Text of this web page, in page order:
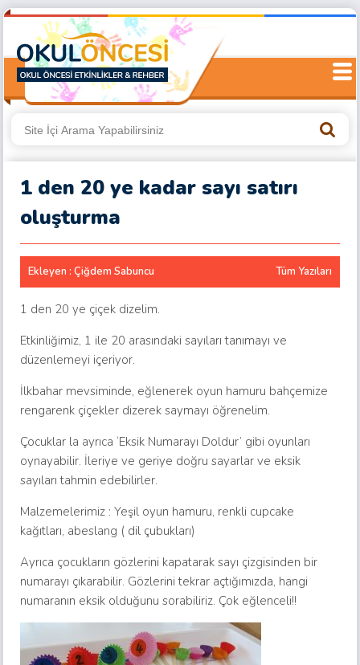
1 den 20 ye kadar sayı satırı
oluşturma
Ekleyen : Çiğdem Sabuncu Tüm Yazıları
1 den 20 ye çiçek dizelim.
Etkinliğimiz, 1 ile 20 arasındaki sayıları tanımayı ve
düzenlemeyi içeriyor.
İlkbahar mevsiminde, eğlenerek oyun hamuru bahçemize
rengarenk çiçekler dizerek saymayı öğrenelim.
Çocuklar la ayrıca ‘Eksik Numarayı Doldur’ gibi oyunları
oynayabilir. İleriye ve geriye doğru sayarlar ve eksik
sayıları tahmin edebilirler.
Malzemelerimiz : Yeşil oyun hamuru, renkli cupcake
kağıtları, abeslang ( dil çubukları)
Ayrıca çocukların gözlerini kapatarak sayı çizgisinden bir
numarayı çıkarabilir. Gözlerini tekrar açtığımızda, hangi
numaranın eksik olduğunu sorabiliriz. Çok eğlenceli!!